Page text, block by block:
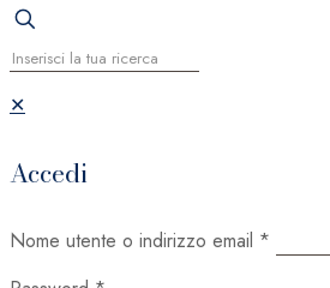
✕
Accedi
Nome utente o indirizzo email *